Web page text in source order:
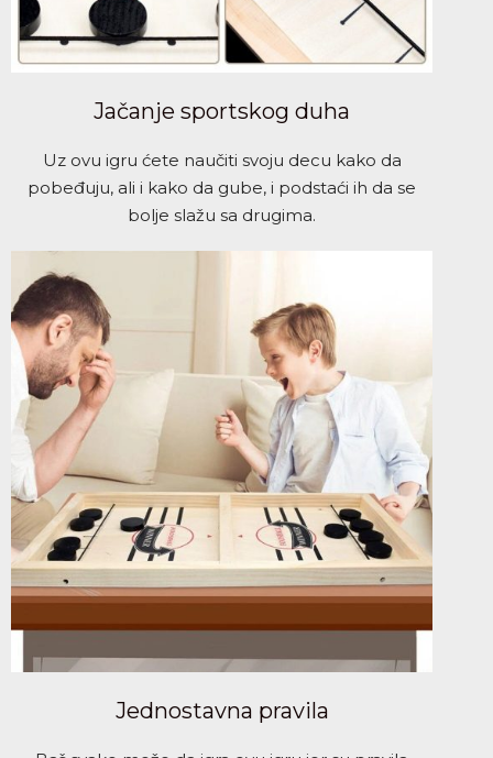
Jačanje sportskog duha
Uz ovu igru ćete naučiti svoju decu kako da
pobeđuju, ali i kako da gube, i podstaći ih da se
bolje slažu sa drugima.
Jednostavna pravila